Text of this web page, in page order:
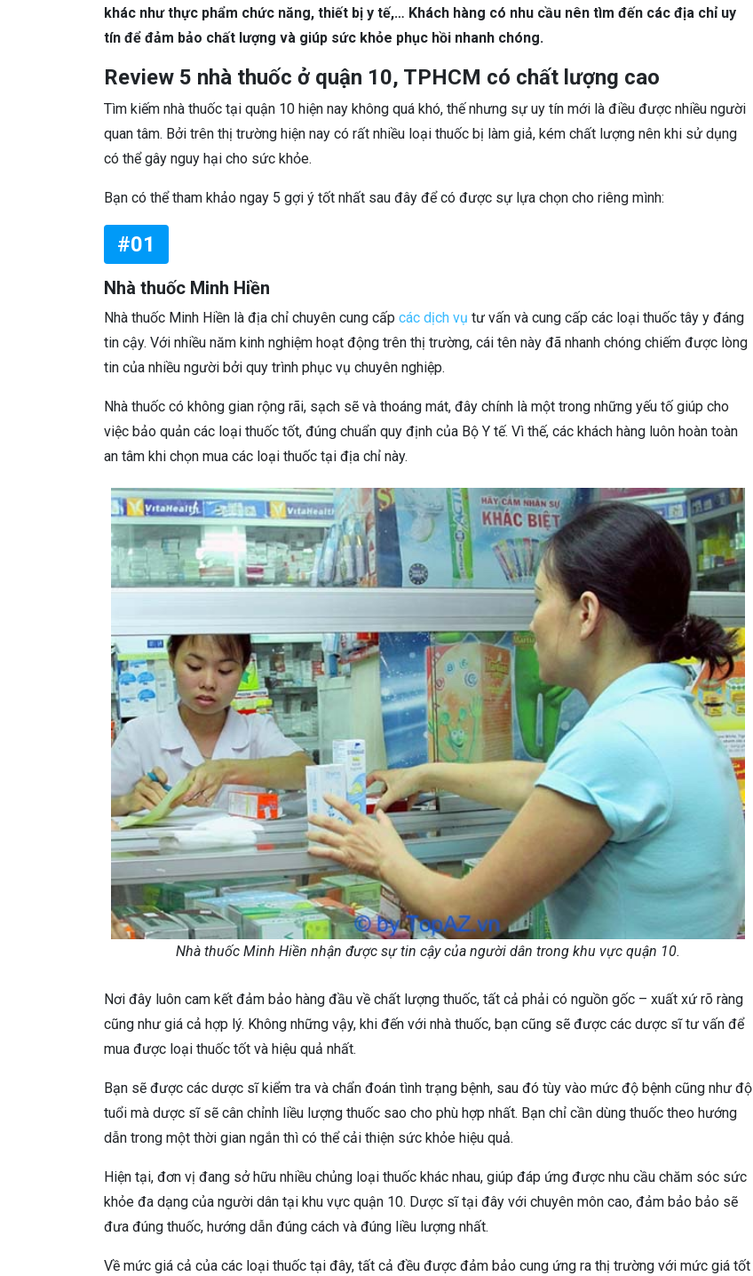
khác như thực phẩm chức năng, thiết bị y tế,… Khách hàng có nhu cầu nên tìm đến các địa chỉ uy
tín để đảm bảo chất lượng và giúp sức khỏe phục hồi nhanh chóng.
Review 5 nhà thuốc ở quận 10, TPHCM có chất lượng cao
Tìm kiếm nhà thuốc tại quận 10 hiện nay không quá khó, thế nhưng sự uy tín mới là điều được nhiều người
quan tâm. Bởi trên thị trường hiện nay có rất nhiều loại thuốc bị làm giả, kém chất lượng nên khi sử dụng
có thể gây nguy hại cho sức khỏe.
Bạn có thể tham khảo ngay 5 gợi ý tốt nhất sau đây để có được sự lựa chọn cho riêng mình:
#01
Nhà thuốc Minh Hiền
Nhà thuốc Minh Hiền là địa chỉ chuyên cung cấp các dịch vụ tư vấn và cung cấp các loại thuốc tây y đáng
tin cậy. Với nhiều năm kinh nghiệm hoạt động trên thị trường, cái tên này đã nhanh chóng chiếm được lòng
tin của nhiều người bởi quy trình phục vụ chuyên nghiệp.
Nhà thuốc có không gian rộng rãi, sạch sẽ và thoáng mát, đây chính là một trong những yếu tố giúp cho
việc bảo quản các loại thuốc tốt, đúng chuẩn quy định của Bộ Y tế. Vì thế, các khách hàng luôn hoàn toàn
an tâm khi chọn mua các loại thuốc tại địa chỉ này.
Nhà thuốc Minh Hiền nhận được sự tin cậy của người dân trong khu vực quận 10.
Nơi đây luôn cam kết đảm bảo hàng đầu về chất lượng thuốc, tất cả phải có nguồn gốc – xuất xứ rõ ràng
cũng như giá cả hợp lý. Không những vậy, khi đến với nhà thuốc, bạn cũng sẽ được các dược sĩ tư vấn để
mua được loại thuốc tốt và hiệu quả nhất.
Bạn sẽ được các dược sĩ kiểm tra và chẩn đoán tình trạng bệnh, sau đó tùy vào mức độ bệnh cũng như độ
tuổi mà dược sĩ sẽ cân chỉnh liều lượng thuốc sao cho phù hợp nhất. Bạn chỉ cần dùng thuốc theo hướng
dẫn trong một thời gian ngắn thì có thể cải thiện sức khỏe hiệu quả.
Hiện tại, đơn vị đang sở hữu nhiều chủng loại thuốc khác nhau, giúp đáp ứng được nhu cầu chăm sóc sức
khỏe đa dạng của người dân tại khu vực quận 10. Dược sĩ tại đây với chuyên môn cao, đảm bảo bảo sẽ
đưa đúng thuốc, hướng dẫn đúng cách và đúng liều lượng nhất.
Về mức giá cả của các loại thuốc tại đây, tất cả đều được đảm bảo cung ứng ra thị trường với mức giá tốt